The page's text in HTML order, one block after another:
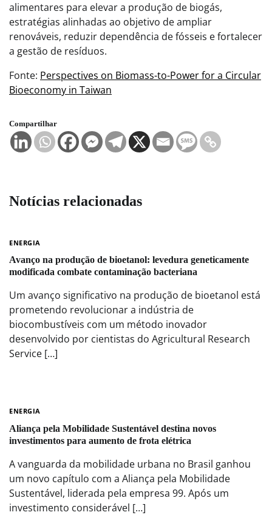
alimentares para elevar a produção de biogás,
estratégias alinhadas ao objetivo de ampliar
renováveis, reduzir dependência de fósseis e fortalecer
a gestão de resíduos.
Fonte: Perspectives on Biomass-to-Power for a Circular
Bioeconomy in Taiwan
Compartilhar
Notícias relacionadas
ENERGIA
Avanço na produção de bioetanol: levedura geneticamente
modificada combate contaminação bacteriana
Um avanço significativo na produção de bioetanol está
prometendo revolucionar a indústria de
biocombustíveis com um método inovador
desenvolvido por cientistas do Agricultural Research
Service […]
ENERGIA
Aliança pela Mobilidade Sustentável destina novos
investimentos para aumento de frota elétrica
A vanguarda da mobilidade urbana no Brasil ganhou
um novo capítulo com a Aliança pela Mobilidade
Sustentável, liderada pela empresa 99. Após um
investimento considerável […]